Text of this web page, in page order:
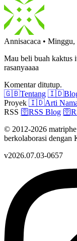
Annisacaca • Minggu,
Mau beli buah kaktus
rasanyaaaa
Komentar ditutup.
🇬🇧Tentang 🇮🇩
Proyek 🇮🇩Arti
RSS 🛜RSS Blog 🛜
© 2012-2026
berkolaborasi dengan
v2026.07.03-0657